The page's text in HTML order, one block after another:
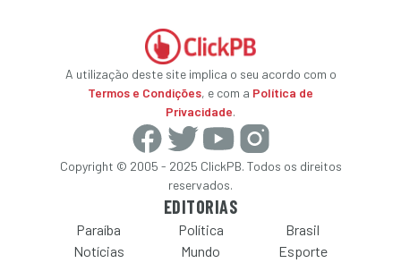
A utilização deste site implica o seu acordo com o
Termos e Condições, e com a Política de
Privacidade.
Copyright © 2005 - 2025 ClickPB. Todos os direitos
reservados.
EDITORIAS
Paraíba Política
Brasil
Notícias
Mundo Esporte